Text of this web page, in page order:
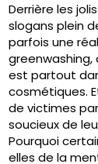
Derrière les
slogans plein
parfois une
greenwashing,
est partout
cosmétiques.
de victimes
soucieux de
Pourquoi
elles de la